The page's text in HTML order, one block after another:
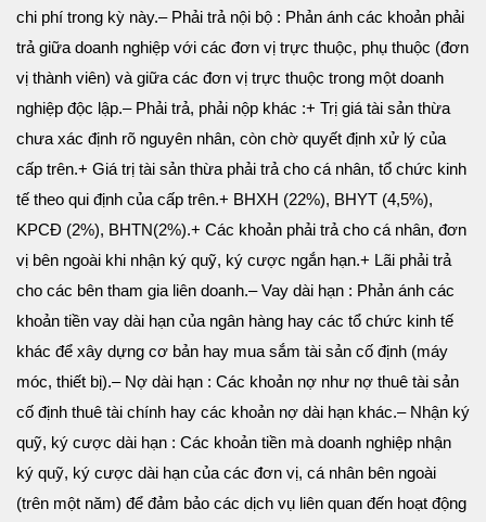
chi phí trong kỳ này.– Phải trả nội bộ : Phản ánh các khoản phải
trả giữa doanh nghiệp với các đơn vị trực thuộc, phụ thuộc (đơn
vị thành viên) và giữa các đơn vị trực thuộc trong một doanh
nghiệp độc lập.– Phải trả, phải nộp khác :+ Trị giá tài sản thừa
chưa xác định rõ nguyên nhân, còn chờ quyết định xử lý của
cấp trên.+ Giá trị tài sản thừa phải trả cho cá nhân, tổ chức kinh
tế theo qui định của cấp trên.+ BHXH (22%), BHYT (4,5%),
KPCĐ (2%), BHTN(2%).+ Các khoản phải trả cho cá nhân, đơn
vị bên ngoài khi nhận ký quỹ, ký cược ngắn hạn.+ Lãi phải trả
cho các bên tham gia liên doanh.– Vay dài hạn : Phản ánh các
khoản tiền vay dài hạn của ngân hàng hay các tổ chức kinh tế
khác để xây dựng cơ bản hay mua sắm tài sản cố định (máy
móc, thiết bị).– Nợ dài hạn : Các khoản nợ như nợ thuê tài sản
cố định thuê tài chính hay các khoản nợ dài hạn khác.– Nhận ký
quỹ, ký cược dài hạn : Các khoản tiền mà doanh nghiệp nhận
ký quỹ, ký cược dài hạn của các đơn vị, cá nhân bên ngoài
(trên một năm) để đảm bảo các dịch vụ liên quan đến hoạt động